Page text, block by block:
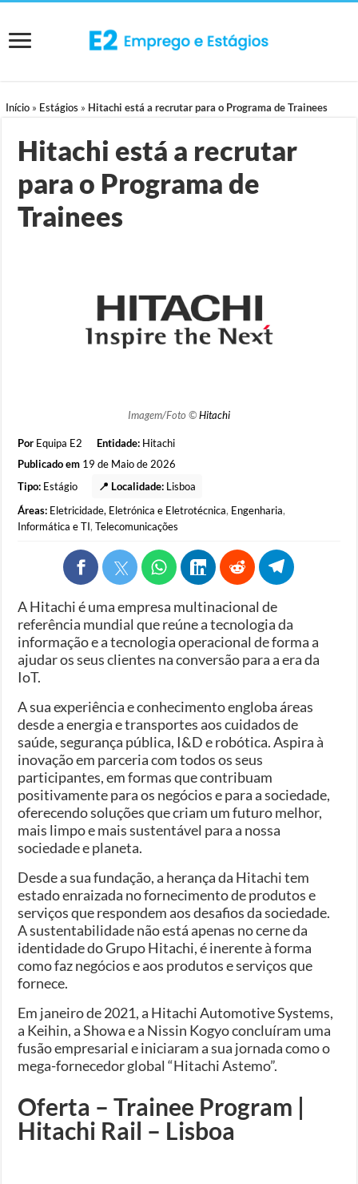
Início » Estágios » Hitachi está a recrutar para o Programa de Trainees
Hitachi está a recrutar
para o Programa de
Trainees
Imagem/Foto ©Hitachi
Por Equipa E2 Entidade: Hitachi
Publicado em 19 de Maio de 2026
Tipo: Estágio 📍 Localidade: Lisboa
Áreas: Eletricidade, Eletrónica e Eletrotécnica, Engenharia,
Informática e TI,Telecomunicações
A Hitachi é uma empresa multinacional de
referência mundial que reúne a tecnologia da
informação e a tecnologia operacional de forma a
ajudar os seus clientes na conversão para a era da
IoT.
A sua experiência e conhecimento engloba áreas
desde a energia e transportes aos cuidados de
saúde, segurança pública, I&D e robótica. Aspira à
inovação em parceria com todos os seus
participantes, em formas que contribuam
positivamente para os negócios e para a sociedade,
oferecendo soluções que criam um futuro melhor,
mais limpo e mais sustentável para a nossa
sociedade e planeta.
Desde a sua fundação, a herança da Hitachi tem
estado enraizada no fornecimento de produtos e
serviços que respondem aos desafios da sociedade.
A sustentabilidade não está apenas no cerne da
identidade do Grupo Hitachi, é inerente à forma
como faz negócios e aos produtos e serviços que
fornece.
Em janeiro de 2021, a Hitachi Automotive Systems,
a Keihin, a Showa e a Nissin Kogyo concluíram uma
fusão empresarial e iniciaram a sua jornada como o
mega-fornecedor global “Hitachi Astemo”.
Oferta – Trainee Program |
Hitachi Rail – Lisboa